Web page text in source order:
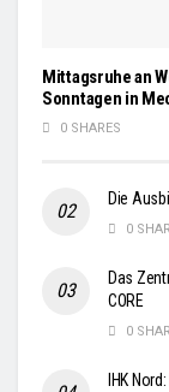
Mittagsruhe an
Sonntagen in
0 SHARES
Die
0
Das
CORE
0
IHK